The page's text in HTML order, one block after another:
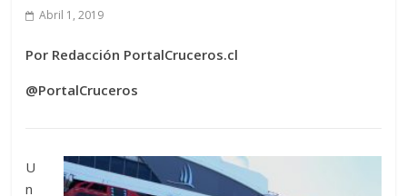
Abril 1, 2019
Por Redacción PortalCruceros.cl
@PortalCruceros
U
n